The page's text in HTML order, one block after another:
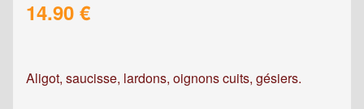
14.90 €
Aligot, saucisse, lardons, oignons cuits, gésiers.